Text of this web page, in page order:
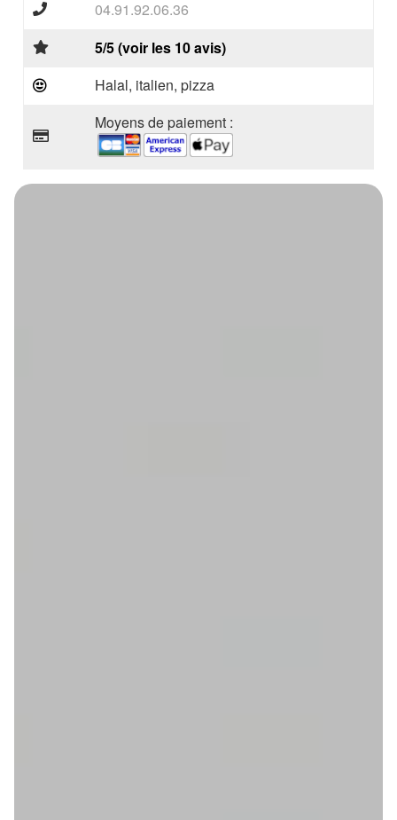
04.91.92.06.36
5/5 (voir les 10 avis)
Halal, italien, pizza
Moyens de paiement :